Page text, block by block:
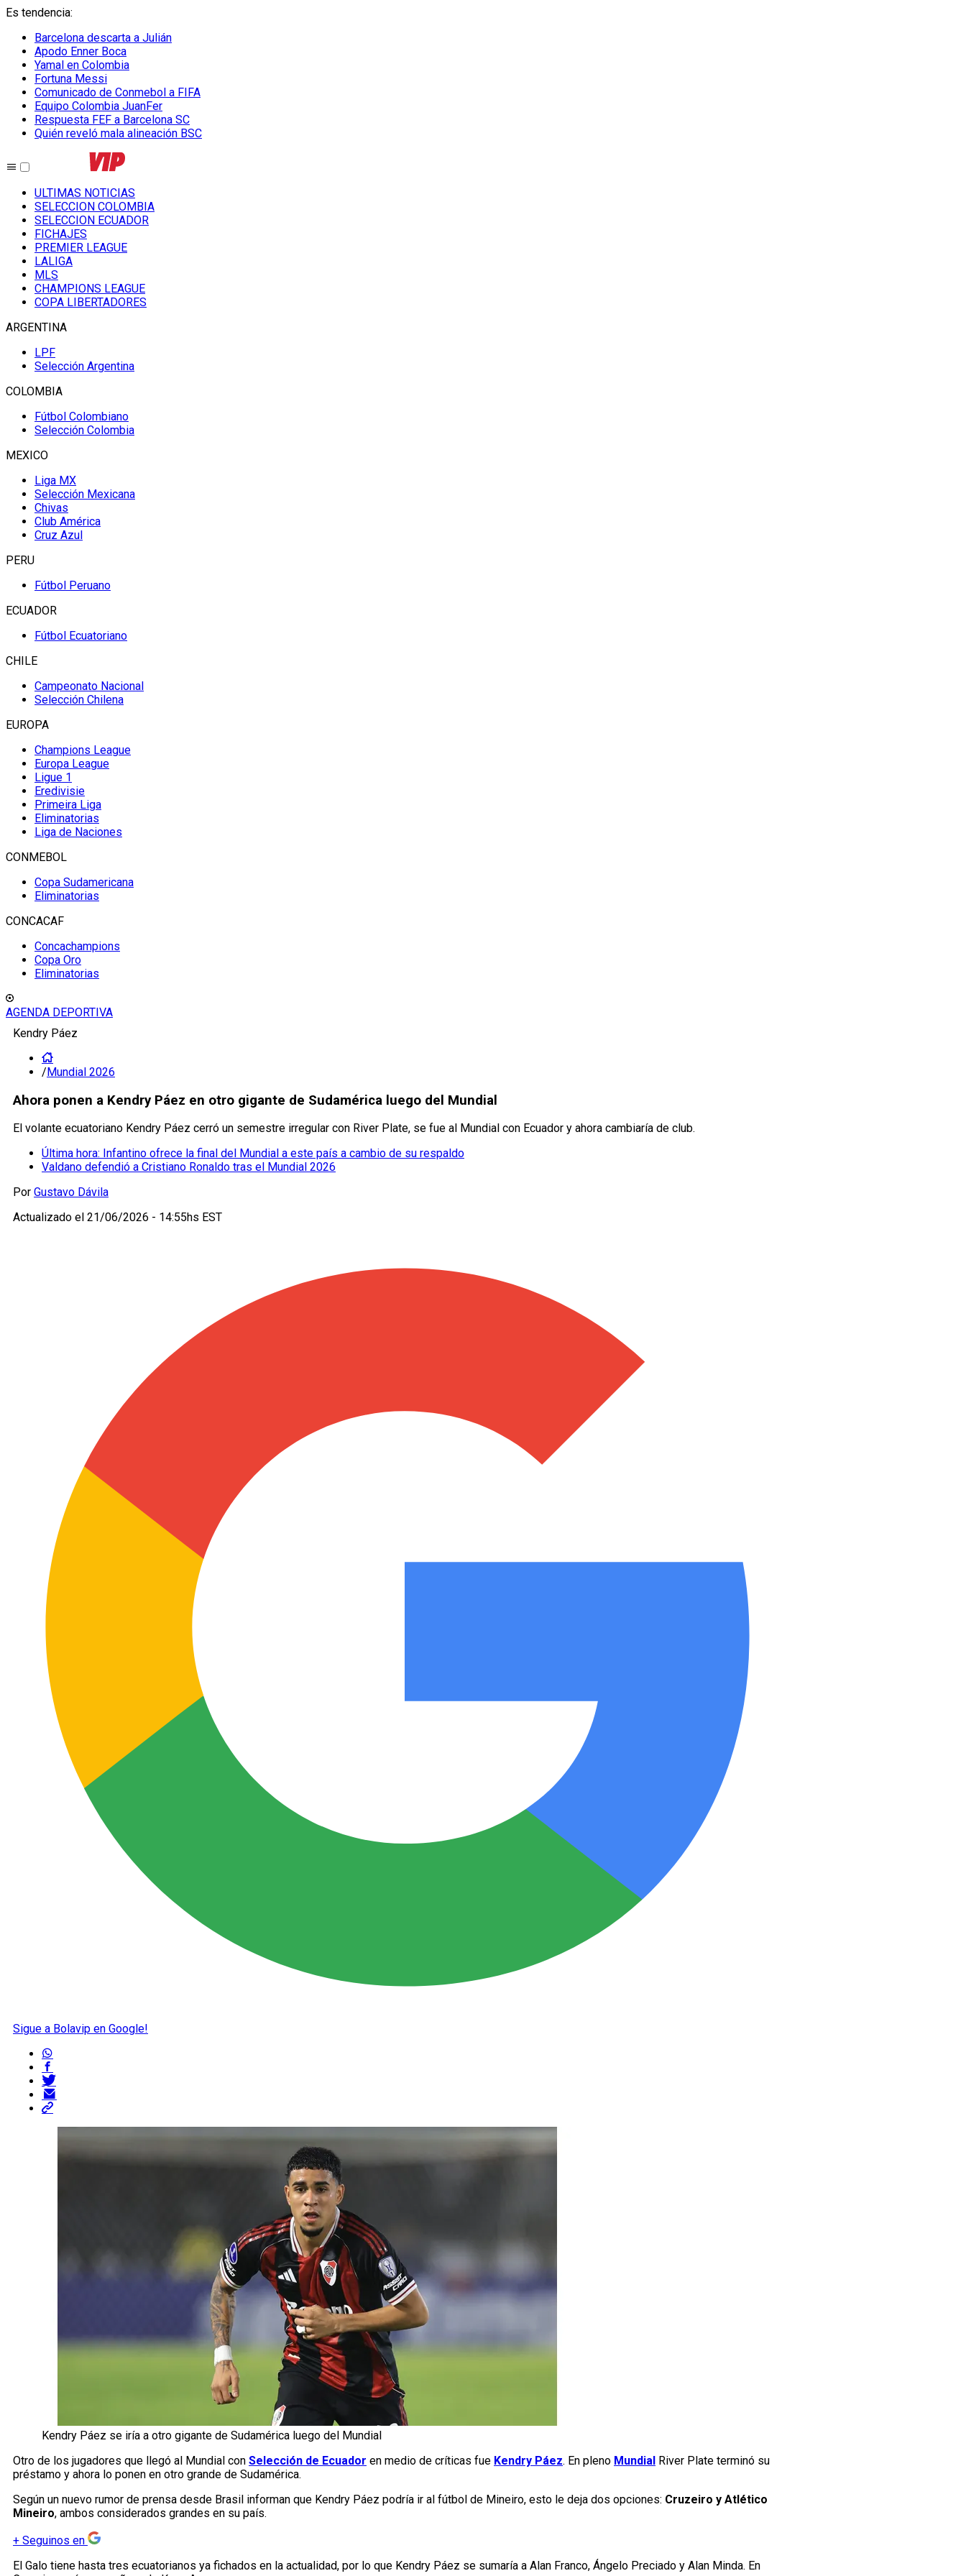
Es tendencia:
Barcelona descarta a Julián
Apodo Enner Boca
Yamal en Colombia
Fortuna Messi
Comunicado de Conmebol a FIFA
Equipo Colombia JuanFer
Respuesta FEF a Barcelona SC
Quién reveló mala alineación BSC
ULTIMAS NOTICIAS
SELECCION COLOMBIA
SELECCION ECUADOR
FICHAJES
PREMIER LEAGUE
LALIGA
MLS
CHAMPIONS LEAGUE
COPA LIBERTADORES
ARGENTINA
LPF
Selección Argentina
COLOMBIA
Fútbol Colombiano
Selección Colombia
MEXICO
Liga MX
Selección Mexicana
Chivas
Club América
Cruz Azul
PERU
Fútbol Peruano
ECUADOR
Fútbol Ecuatoriano
CHILE
Campeonato Nacional
Selección Chilena
EUROPA
Champions League
Europa League
Ligue 1
Eredivisie
Primeira Liga
Eliminatorias
Liga de Naciones
CONMEBOL
Copa Sudamericana
Eliminatorias
CONCACAF
Concachampions
Copa Oro
Eliminatorias
AGENDA DEPORTIVA
Kendry Páez
/Mundial 2026
Ahora ponen a Kendry Páez en otro gigante de Sudamérica luego del Mundial
El volante ecuatoriano Kendry Páez cerró un semestre irregular con River Plate, se fue al Mundial con Ecuador y ahora cambiaría de club.
Última hora: Infantino ofrece la final del Mundial a este país a cambio de su respaldo
Valdano defendió a Cristiano Ronaldo tras el Mundial 2026
Por Gustavo Dávila
Actualizado el 21/06/2026 - 14:55hs EST
Sigue a Bolavip en Google!
Kendry Páez se iría a otro gigante de Sudamérica luego del Mundial
Otro de los jugadores que llegó al Mundial con Selección de Ecuador en medio de críticas fue Kendry Páez. En pleno Mundial River Plate terminó su
préstamo y ahora lo ponen en otro grande de Sudamérica.
Según un nuevo rumor de prensa desde Brasil informan que Kendry Páez podría ir al fútbol de Mineiro, esto le deja dos opciones: Cruzeiro y Atlético
Mineiro, ambos considerados grandes en su país.
+ Seguinos en
El Galo tiene hasta tres ecuatorianos ya fichados en la actualidad, por lo que Kendry Páez se sumaría a Alan Franco, Ángelo Preciado y Alan Minda. En